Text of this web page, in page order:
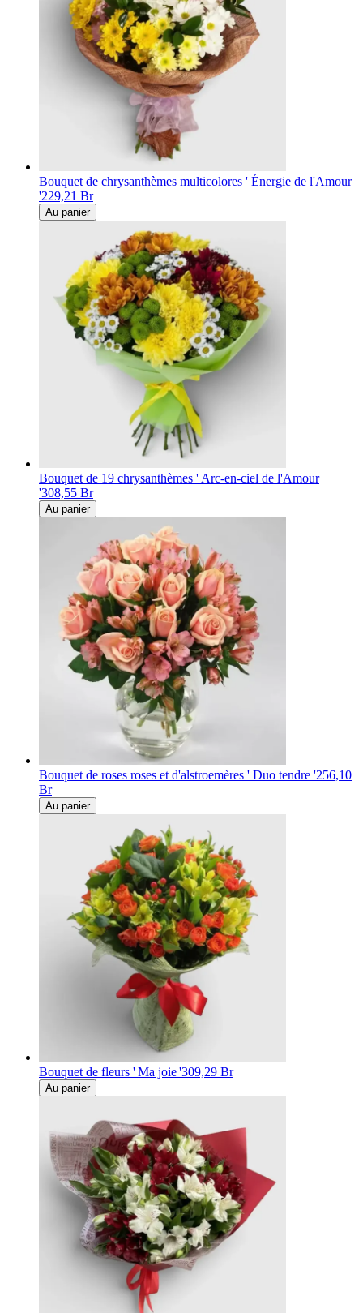
Bouquet de chrysanthèmes multicolores ' Énergie de l'Amour
'229,21 Br
Au panier
Bouquet de 19 chrysanthèmes ' Arc-en-ciel de l'Amour
'308,55 Br
Au panier
Bouquet de roses roses et d'alstroemères ' Duo tendre '256,10
Br
Au panier
Bouquet de fleurs ' Ma joie '309,29 Br
Au panier